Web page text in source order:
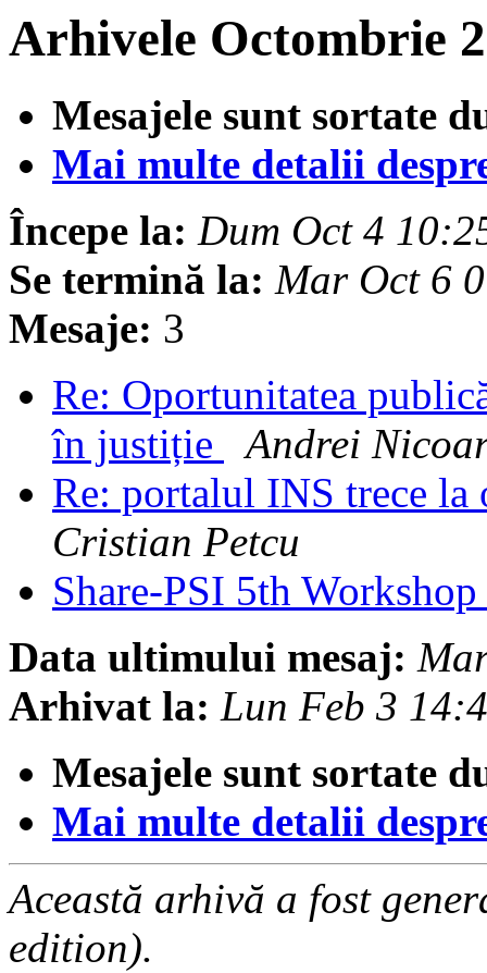
Arhivele Octombrie
Mesajele sunt sortate
Mai multe detalii
Începe la: Dum Oct 4
Se termină la: Mar Oct 6
Mesaje: 3
Re: Oportunitatea
în justiție
Andrei
Re: portalul INS trece la
Cristian Petcu
Share-PSI 5th Workshop
Data ultimului mesaj:
Arhivat la: Lun Feb 3
Mesajele sunt sortate
Mai multe detalii
Această arhivă a fost
edition).